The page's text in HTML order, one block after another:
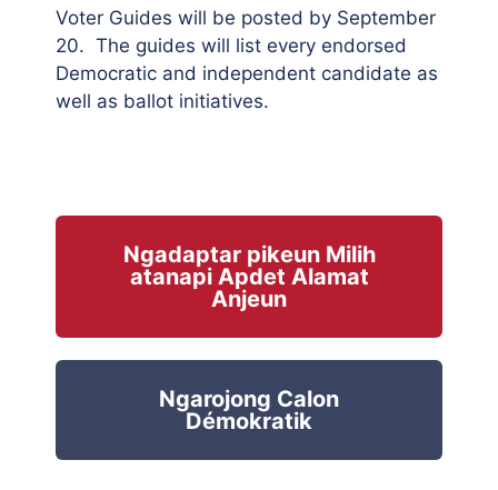
Voter Guides will be posted by September
20. The guides will list every endorsed
Democratic and independent candidate as
well as ballot initiatives.
Ngadaptar pikeun Milih
atanapi Apdet Alamat
Anjeun
Ngarojong Calon
Démokratik